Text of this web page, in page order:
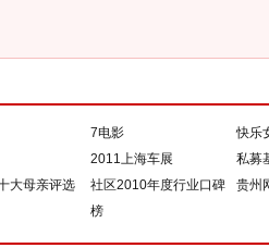
7电影
快乐
2011上海车展
私募
大母亲评选
社区2010年度行业口碑
榜
贵州